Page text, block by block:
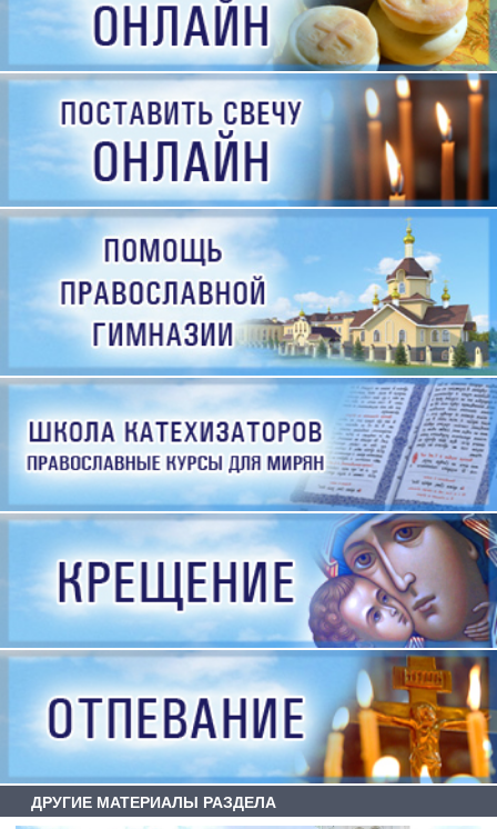
ДРУГИЕ МАТЕРИАЛЫ РАЗДЕЛА